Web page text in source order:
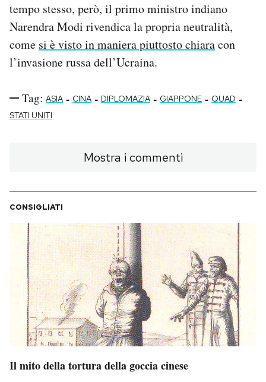
tempo stesso, però, il primo ministro indiano
Narendra Modi rivendica la propria neutralità,
come si è visto in maniera piuttosto chiaracon
l’invasione russa dell’Ucraina.
Tag: ASIA - CINA - DIPLOMAZIA - GIAPPONE - QUAD -
STATI UNITI
Mostra i commenti
CONSIGLIATI
Il mito della tortura della goccia cinese